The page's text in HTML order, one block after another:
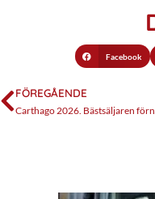
Facebook
FÖREGÅENDE
Carthago 2026. Bästsäljaren